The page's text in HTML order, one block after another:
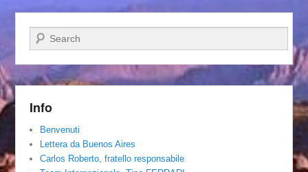
Cerca
Info
Benvenuti
Lettera da Buenos Aires
Carlos Roberto, fratello responsabile